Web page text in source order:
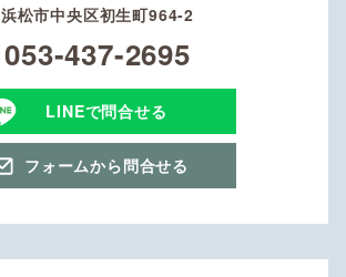
浜松市中央区初生町964-2
053-437-2695
LINEで問合せる
フォームから問合せる